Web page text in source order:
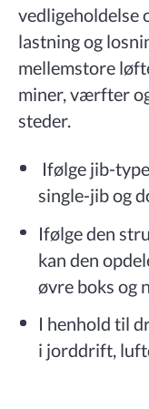
vedligeholdelse
lastning og
mellemstore
miner, værfter
steder.
Ifølge jib-
single-jib og
Ifølge den
kan den
øvre boks og
I henhold til
i jorddrift,